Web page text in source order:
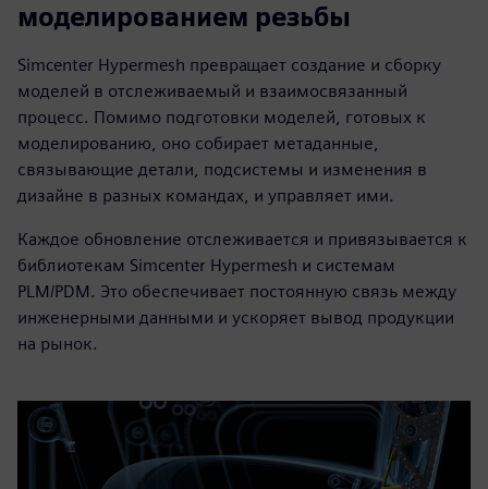
моделированием резьбы
Simcenter Hypermesh превращает создание и сборку
моделей в отслеживаемый и взаимосвязанный
процесс. Помимо подготовки моделей, готовых к
моделированию, оно собирает метаданные,
связывающие детали, подсистемы и изменения в
дизайне в разных командах, и управляет ими.
Каждое обновление отслеживается и привязывается к
библиотекам Simcenter Hypermesh и системам
PLM/PDM. Это обеспечивает постоянную связь между
инженерными данными и ускоряет вывод продукции
на рынок.